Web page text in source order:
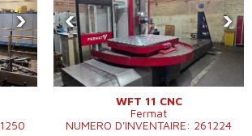
› ‹ ›
WFT 11 CNC
Fermat
NUMERO D'INVENTAIRE: 261224